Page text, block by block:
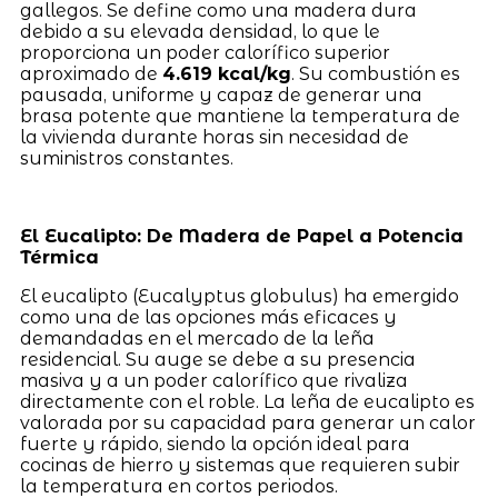
gallegos. Se define como una madera dura
debido a su elevada densidad, lo que le
proporciona un poder calorífico superior
aproximado de 4.619 kcal/kg. Su combustión es
pausada, uniforme y capaz de generar una
brasa potente que mantiene la temperatura de
la vivienda durante horas sin necesidad de
suministros constantes.
El Eucalipto: De Madera de Papel a Potencia
Térmica
El eucalipto (Eucalyptus globulus) ha emergido
como una de las opciones más eficaces y
demandadas en el mercado de la leña
residencial. Su auge se debe a su presencia
masiva y a un poder calorífico que rivaliza
directamente con el roble. La leña de eucalipto es
valorada por su capacidad para generar un calor
fuerte y rápido, siendo la opción ideal para
cocinas de hierro y sistemas que requieren subir
la temperatura en cortos periodos.